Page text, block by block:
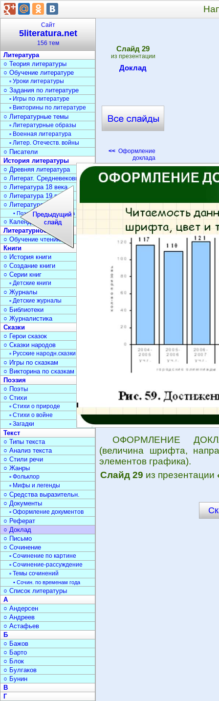
Cлайд 29
из презентации
Доклад
<< Оформление
доклада
ОФОРМЛЕНИЕ
(величина шрифта,
элементов графика).
Слайд 29 из презентации
Сайт
5literatura.net
156 тем
Литература
○ Теория литературы
○ Обучение литературе
▫ Уроки литературы
○ Задания по литературе
▫ Игры по литературе
▫ Викторины по литературе
○ Литературные темы
▫ Литературные образы
▫ Военная литература
▫ Литер. Отечеств. войны
○ Писатели
История литературы
○ Древняя литература
○ Литерат. Средневековья
○ Литература 18 века
○ Литература 19 века
○ Литература 20 века
• Поэзия Серебрян. века
○ Календарь дат
Литературное чтение
○ Обучение чтению
Книги
○ История книги
○ Создание книги
○ Серии книг
▫ Детские книги
○ Журналы
▫ Детские журналы
○ Библиотеки
○ Журналистика
Сказки
○ Герои сказок
○ Сказки народов
▫ Русские народн.сказки
○ Игры по сказкам
○ Викторина по сказкам
Поэзия
○ Поэты
○ Стихи
▫ Стихи о природе
▫ Стихи о войне
▫ Загадки
Текст
○ Типы текста
○ Анализ текста
○ Стили речи
○ Жанры
▫ Фольклор
▫ Мифы и легенды
○ Средства выразительн.
○ Документы
▫ Оформление документов
○ Реферат
○ Доклад
○ Письмо
○ Сочинение
▫ Сочинение по картине
▫ Сочинение-рассуждение
▫ Темы сочинений
• Сочин. по временам года
○ Список литературы
А
○ Андерсен
○ Андреев
○ Астафьев
Б
○ Бажов
○ Барто
○ Блок
○ Булгаков
○ Бунин
В
Г